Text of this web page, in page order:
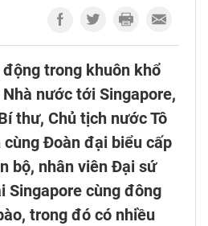
trong khuôn khổ
nước tới Singapore,
thư, Chủ tịch nước Tô
cùng Đoàn đại biểu cấp
bộ, nhân viên Đại sứ
Singapore cùng đông
trong đó có nhiều